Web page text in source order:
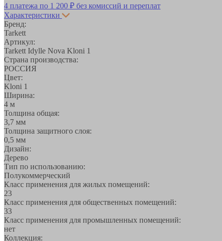
4 платежа по 1 200 ₽ без комиссий и переплат
Характеристики
Бренд:
Tarkett
Артикул:
Tarkett Idylle Nova Kloni 1
Страна производства:
РОССИЯ
Цвет:
Kloni 1
Ширина:
4 м
Толщина общая:
3,7 мм
Толщина защитного слоя:
0,5 мм
Дизайн:
Дерево
Тип по использованию:
Полукоммерческий
Класс применения для жилых помещений:
23
Класс применения для общественных помещений:
33
Класс применения для промышленных помещений:
нет
Коллекция: